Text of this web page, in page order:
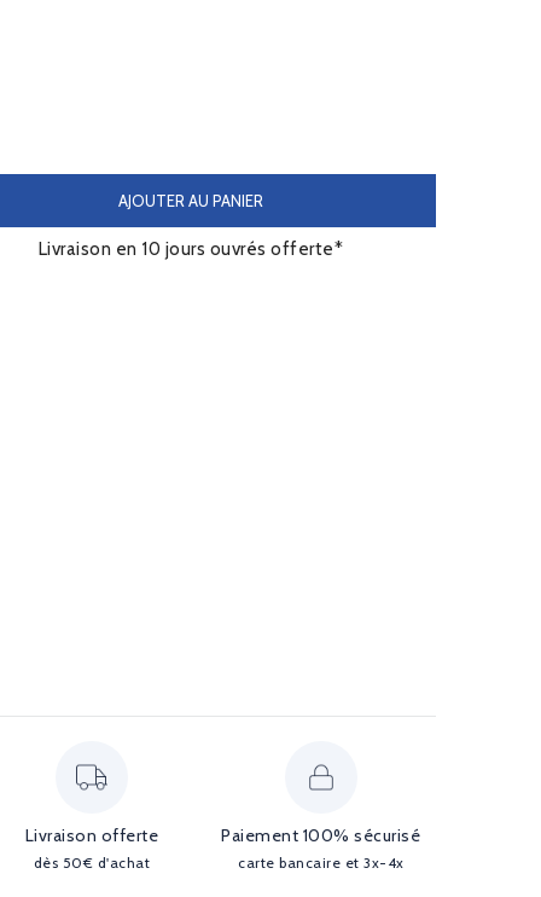
AJOUTER AU PANIER
Livraison en 10 jours ouvrés offerte*
Livraison offerte
dès 50€ d'achat
Paiement 100% sécurisé
carte bancaire et 3x-4x